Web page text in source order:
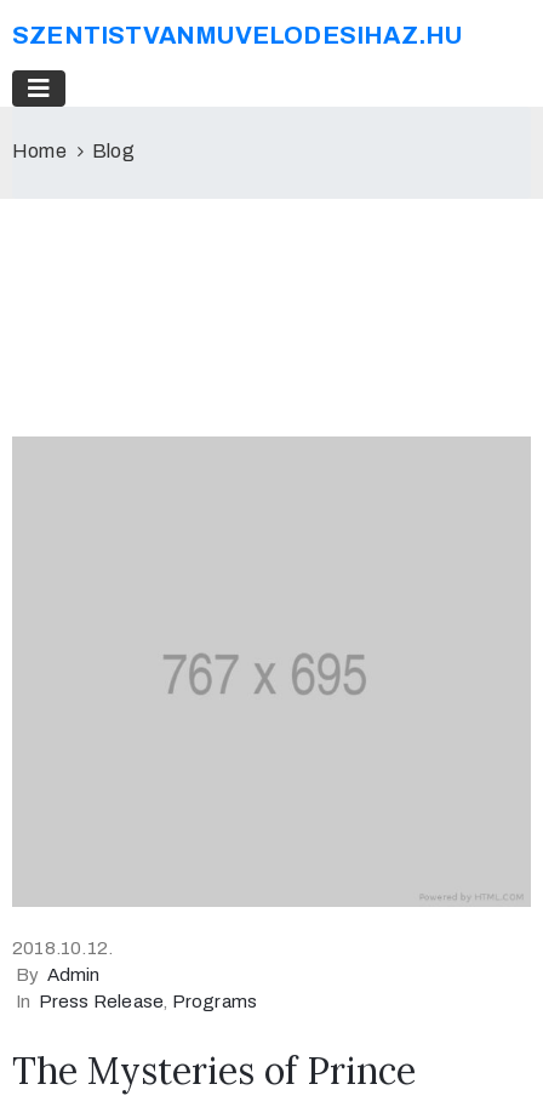
SZENTISTVANMUVELODESIHAZ.HU
Home Blog
2018.10.12.
By Admin
In Press Release Programs
The Mysteries of Prince